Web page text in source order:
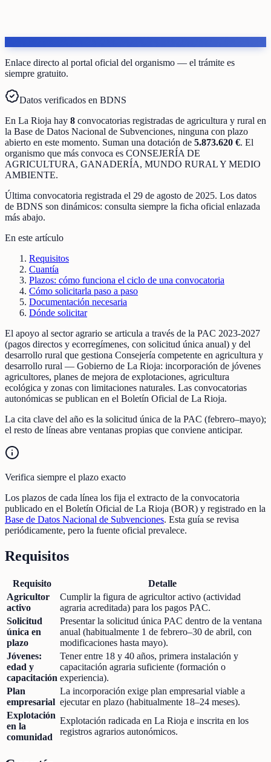
Enlace directo al portal oficial del organismo — el trámite es
siempre gratuito.
Datos verificados en BDNS
En La Rioja hay 8 convocatorias registradas de agricultura y rural en
la Base de Datos Nacional de Subvenciones, ninguna con plazo
abierto en este momento. Suman una dotación de 5.873.620 €. El
organismo que más convoca es CONSEJERÍA DE
AGRICULTURA, GANADERÍA, MUNDO RURAL Y MEDIO
AMBIENTE.
Última convocatoria registrada el 29 de agosto de 2025. Los datos
de BDNS son dinámicos: consulta siempre la ficha oficial enlazada
más abajo.
En este artículo
Requisitos
Cuantía
Plazos: cómo funciona el ciclo de una convocatoria
Cómo solicitarla paso a paso
Documentación necesaria
Dónde solicitar
El apoyo al sector agrario se articula a través de la PAC 2023-2027
(pagos directos y ecorregímenes, con solicitud única anual) y del
desarrollo rural que gestiona Consejería competente en agricultura y
desarrollo rural — Gobierno de La Rioja: incorporación de jóvenes
agricultores, planes de mejora de explotaciones, agricultura
ecológica y zonas con limitaciones naturales. Las convocatorias
autonómicas se publican en el Boletín Oficial de La Rioja.
La cita clave del año es la solicitud única de la PAC (febrero–mayo);
el resto de líneas abre ventanas propias que conviene anticipar.
Verifica siempre el plazo exacto
Los plazos de cada línea los fija el extracto de la convocatoria
publicado en el Boletín Oficial de La Rioja (BOR) y registrado en la
Base de Datos Nacional de Subvenciones. Esta guía se revisa
periódicamente, pero la fuente oficial prevalece.
Requisitos
Requisito
Detalle
Agricultor
activo
Cumplir la figura de agricultor activo (actividad
agraria acreditada) para los pagos PAC.
Solicitud
única en
plazo
Presentar la solicitud única PAC dentro de la ventana
anual (habitualmente 1 de febrero–30 de abril, con
modificaciones hasta mayo).
Jóvenes:
edad y
capacitación
Tener entre 18 y 40 años, primera instalación y
capacitación agraria suficiente (formación o
experiencia).
Plan
empresarial
La incorporación exige plan empresarial viable a
ejecutar en plazo (habitualmente 18–24 meses).
Explotación
en la
comunidad
Explotación radicada en La Rioja e inscrita en los
registros agrarios autonómicos.